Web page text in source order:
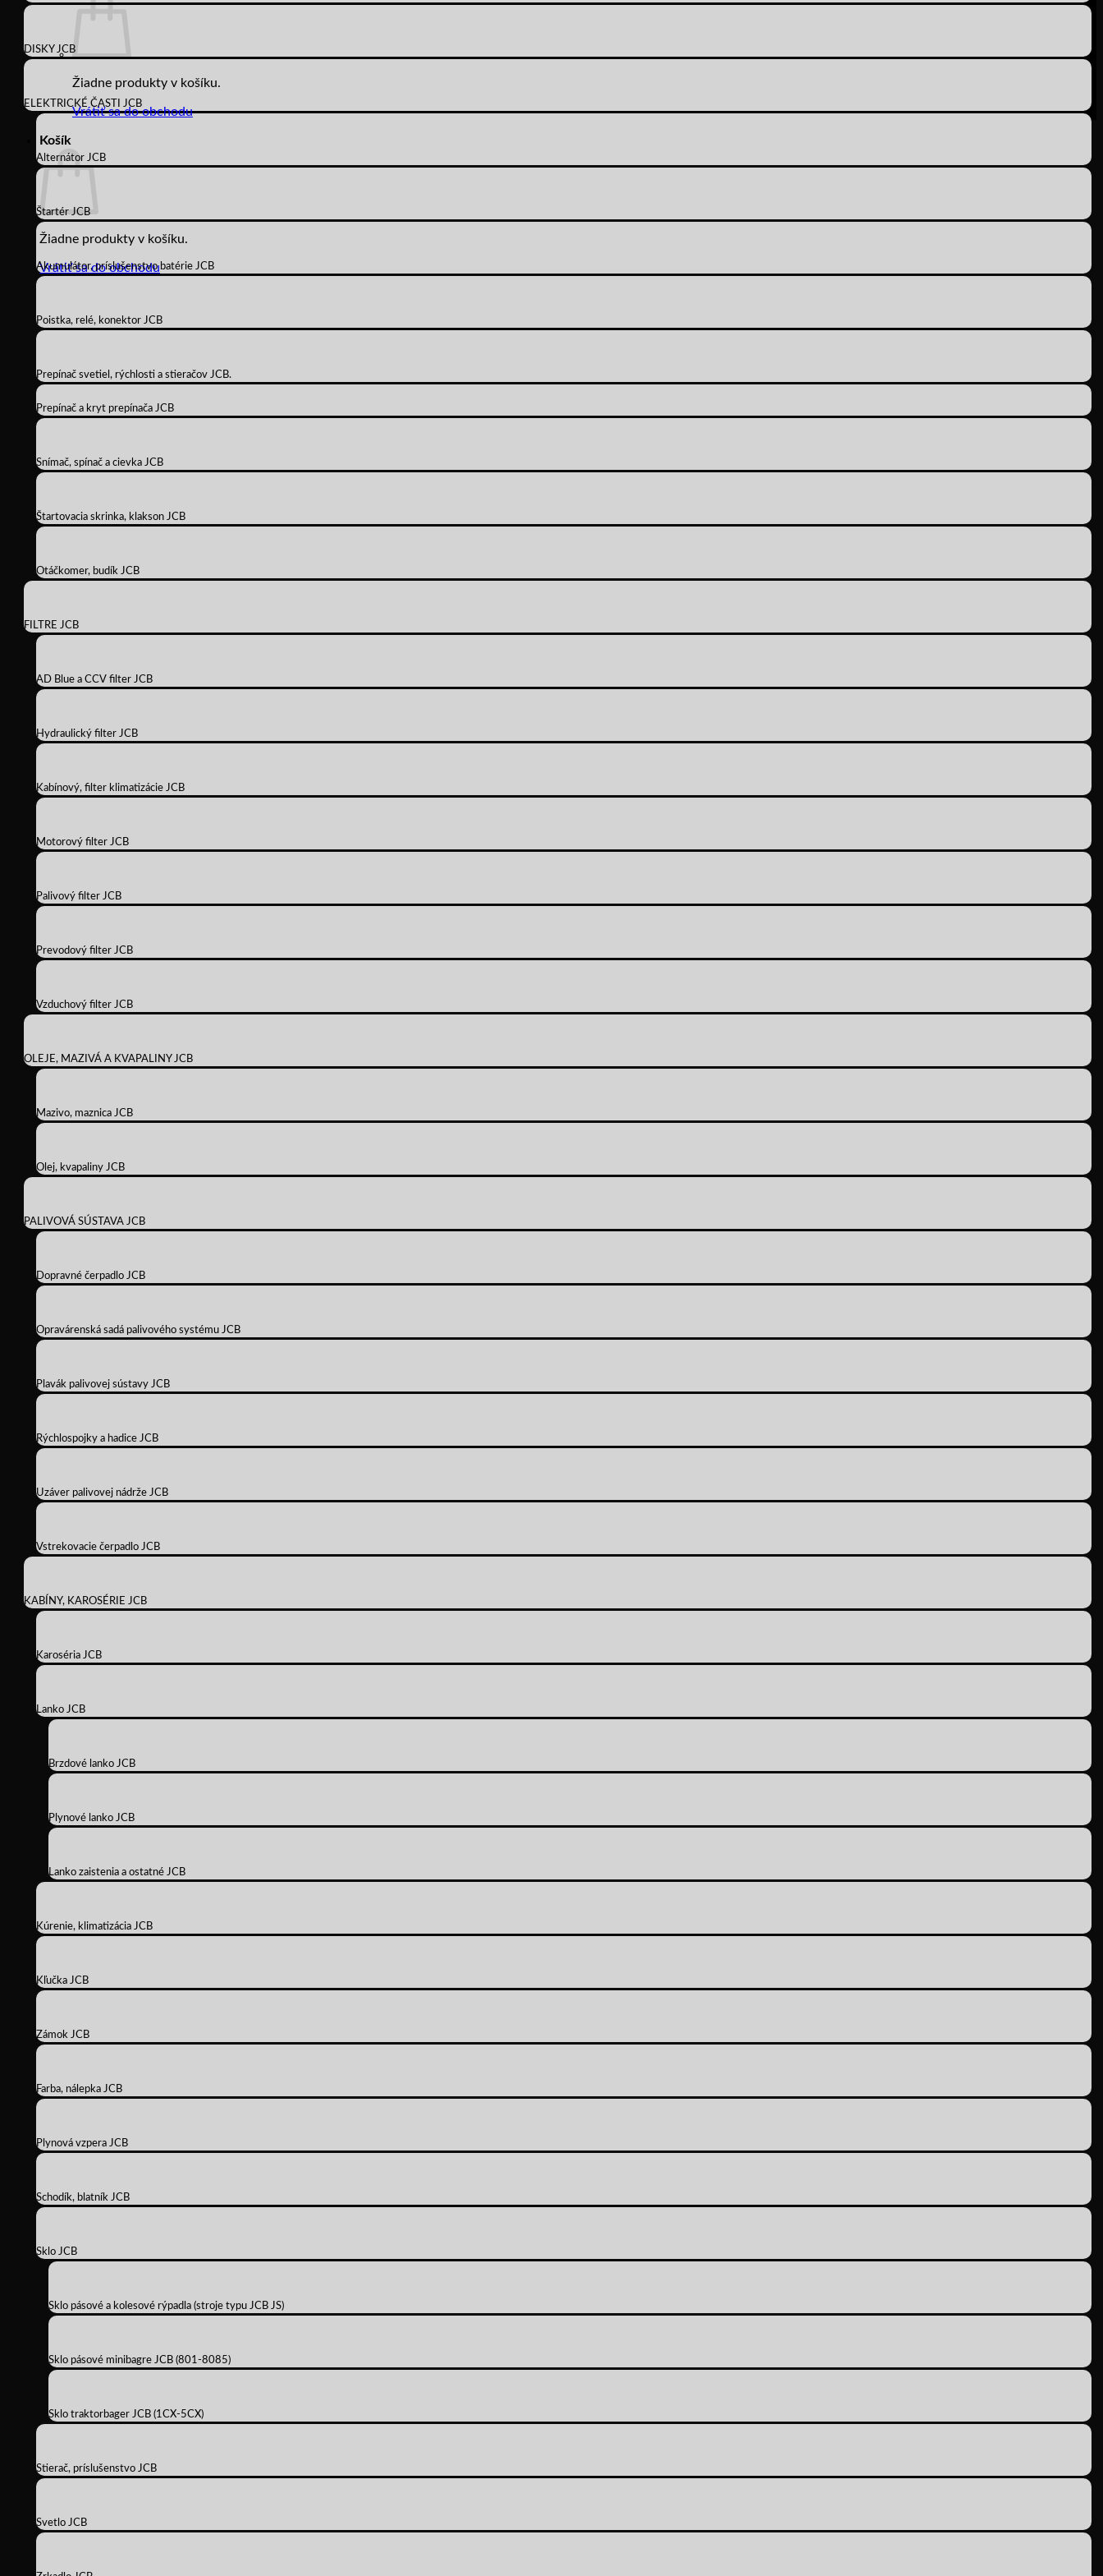
Žiadne produkty v košíku.
Vrátiť sa do obchodu
Košík
Žiadne produkty v košíku.
Vrátiť sa do obchodu
DISKY JCB
ELEKTRICKÉ ČASTI JCB
Alternátor JCB
Štartér JCB
Akumulátor, príslušenstvo batérie JCB
Poistka, relé, konektor JCB
Prepínač svetiel, rýchlosti a stieračov JCB.
Prepínač a kryt prepínača JCB
Snímač, spínač a cievka JCB
Štartovacia skrinka, klakson JCB
Otáčkomer, budík JCB
FILTRE JCB
AD Blue a CCV filter JCB
Hydraulický filter JCB
Kabínový, filter klimatizácie JCB
Motorový filter JCB
Palivový filter JCB
Prevodový filter JCB
Vzduchový filter JCB
OLEJE, MAZIVÁ A KVAPALINY JCB
Mazivo, maznica JCB
Olej, kvapaliny JCB
PALIVOVÁ SÚSTAVA JCB
Dopravné čerpadlo JCB
Opravárenská sadá palivového systému JCB
Plavák palivovej sústavy JCB
Rýchlospojky a hadice JCB
Uzáver palivovej nádrže JCB
Vstrekovacie čerpadlo JCB
KABÍNY, KAROSÉRIE JCB
Karoséria JCB
Lanko JCB
Brzdové lanko JCB
Plynové lanko JCB
Lanko zaistenia a ostatné JCB
Kúrenie, klimatizácia JCB
Kľučka JCB
Zámok JCB
Farba, nálepka JCB
Plynová vzpera JCB
Schodík, blatník JCB
Sklo JCB
Sklo pásové a kolesové rýpadla (stroje typu JCB JS)
Sklo pásové minibagre JCB (801-8085)
Sklo traktorbager JCB (1CX-5CX)
Stierač, príslušenstvo JCB
Svetlo JCB